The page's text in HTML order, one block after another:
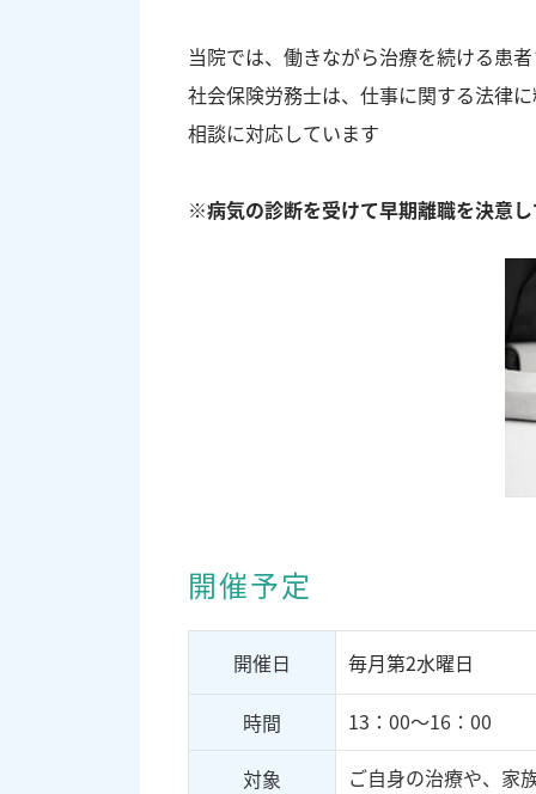
当院では、働きながら治療を続ける患
社会保険労務士は、仕事に関する法律
相談に対応しています
※病気の診断を受けて早期離職を決意
開催予定
開催日 毎月第2水曜日
時間
13：00～16：00
対象
ご自身の治療や、家